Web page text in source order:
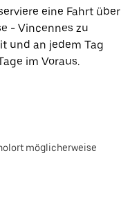
eine Fahrt über
- Vincennes zu
und an jedem Tag
im Voraus.
möglicherweise